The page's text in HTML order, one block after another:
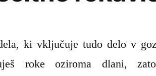
ki vključuje tudo delo v
roke oziroma dlani,